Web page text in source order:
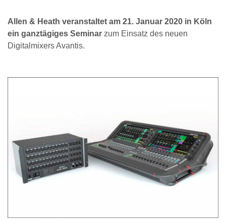
Allen & Heath veranstaltet am 21. Januar 2020 in Köln
ein ganztägiges Seminar zum Einsatz des neuen
Digitalmixers Avantis.